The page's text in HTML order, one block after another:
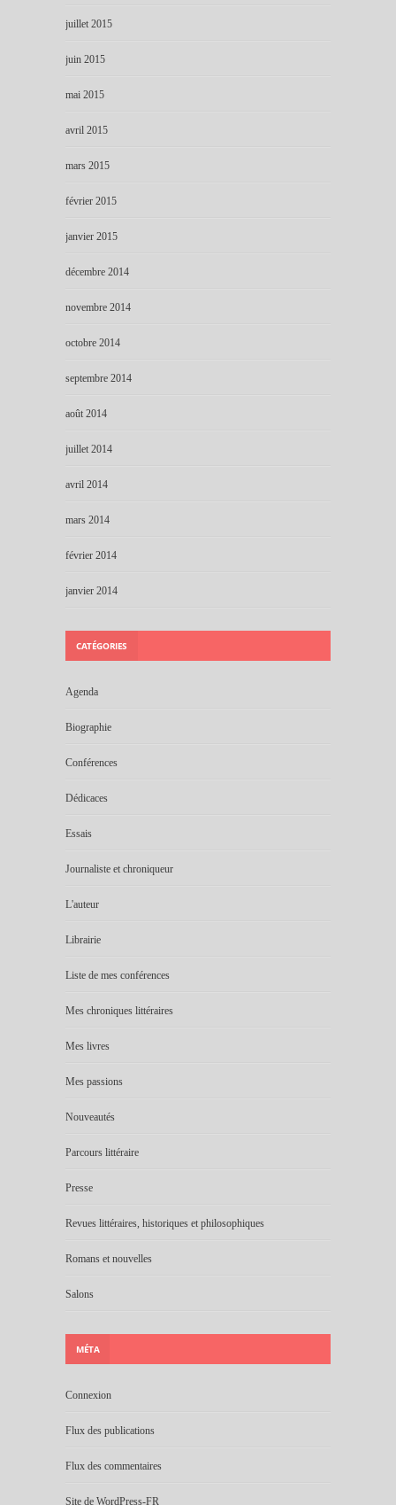
juillet 2015
juin 2015
mai 2015
avril 2015
mars 2015
février 2015
janvier 2015
décembre 2014
novembre 2014
octobre 2014
septembre 2014
août 2014
juillet 2014
avril 2014
mars 2014
février 2014
janvier 2014
CATÉGORIES
Agenda
Biographie
Conférences
Dédicaces
Essais
Journaliste et chroniqueur
L'auteur
Librairie
Liste de mes conférences
Mes chroniques littéraires
Mes livres
Mes passions
Nouveautés
Parcours littéraire
Presse
Revues littéraires, historiques et philosophiques
Romans et nouvelles
Salons
MÉTA
Connexion
Flux des publications
Flux des commentaires
Site de WordPress-FR